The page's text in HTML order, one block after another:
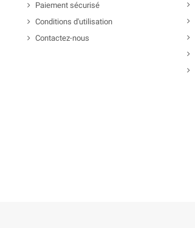
Paiement sécurisé
Conditions d'utilisation
Contactez-nous